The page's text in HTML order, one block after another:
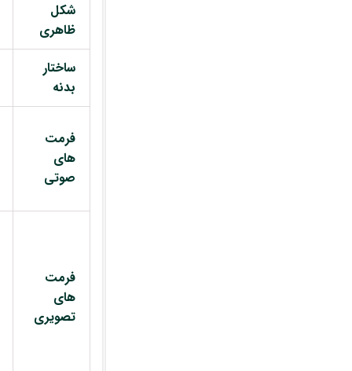
شکل
ظاهری
ساختار
بدنه
فرمت
های
صوتی
فرمت
های
تصویری